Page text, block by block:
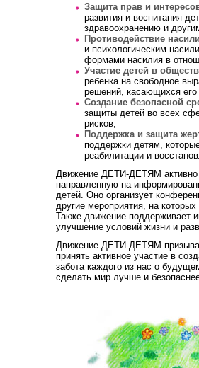
Защита прав и
развития и воспитания
здравоохранению и
Противодействие
и психологическим
формами насилия в
Участие детей в
ребенка на свободное
решений, касающихся его
Создание безопасной
защиты детей во всех
рисков;
Поддержка и защита
поддержки детям,
реабилитации и
Движение ДЕТИ-ДЕТЯМ активно
направленную на
детей. Оно организует
другие мероприятия, на
Также движение поддерживает
улучшение условий жизни и
Движение ДЕТИ-ДЕТЯМ
принять активное участие в
забота каждого из нас о
сделать мир лучше и